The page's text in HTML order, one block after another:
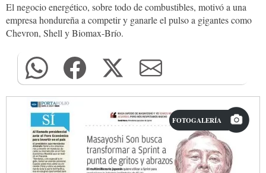
El negocio energético, sobre todo de combustibles, motivó a una
empresa hondureña a competir y ganarle el pulso a gigantes como
Chevron, Shell y Biomax-Brío.
FOTOGALERÍA